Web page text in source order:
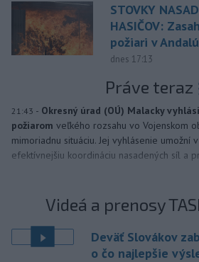
STOVKY
HASIČOV:
požiari v
dnes 17:13
Práve teraz
21:43 - Okresný úrad (OÚ) Malacky
požiarom veľkého rozsahu vo Vojenskom
mimoriadnu situáciu. Jej vyhlásenie umožní
efektívnejšiu koordináciu nasadených síl a
Videá a prenosy
Deväť Slovákov
o čo najlepšie